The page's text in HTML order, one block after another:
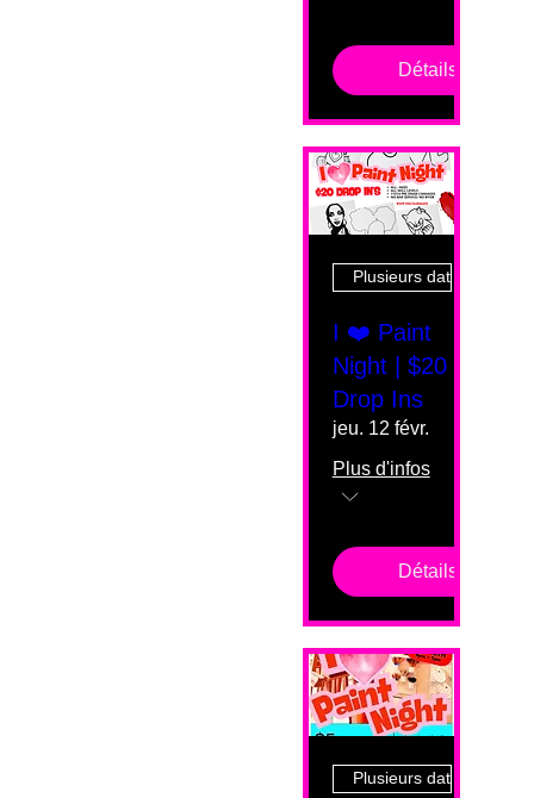
Détails
Plusieurs dates
I ❤️ Paint
Night | $20
Drop Ins
jeu. 12 févr.
Plus d'infos
Détails
Plusieurs dates